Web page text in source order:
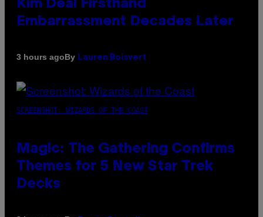
Kim Deal Firsthand
Embarrassment Decades Later
3 hours agoBy Lauren Boisvert
SCREENSHOT: WIZARDS OF THE COAST
Magic: The Gathering Confirms
Themes for 5 New Star Trek
Decks